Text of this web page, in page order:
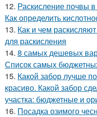
12. Раскисление почвы
Как определить
13. Как и чем
для раскисления
14. 8 самых дешевых
Список самых
15. Какой забор лучше
красиво. Какой забор
участка: бюджетные и
16. Посадка озимого